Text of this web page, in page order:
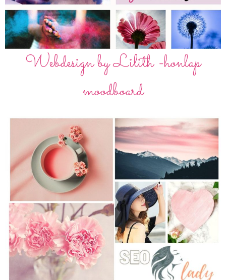
Webdesign by Lilith -honlap
moodboard